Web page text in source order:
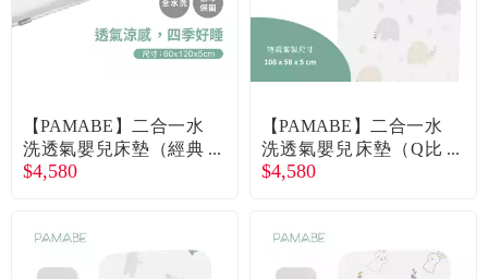
【PAMABE】二合一水
洗透氣嬰兒床墊（經典
白）60x120x5cm 廠商
$4,580
【PAMABE】二合一水
洗透氣嬰兒床墊（Q比
小象）108x58x5cm 廠
$4,580